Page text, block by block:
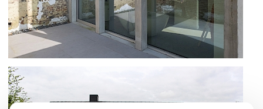
RÉNOVATION AVEC CHASSIS OPTIMA
70 ET FENÊTRES COULISSANTS SS